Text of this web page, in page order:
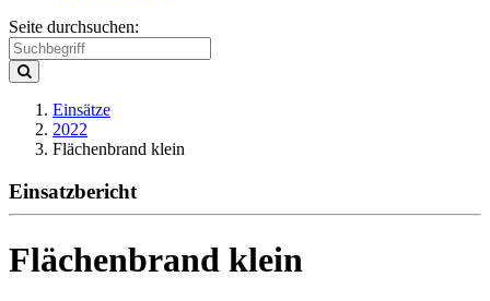
Seite durchsuchen:
Einsätze
2022
Flächenbrand klein
Einsatzbericht
Flächenbrand klein